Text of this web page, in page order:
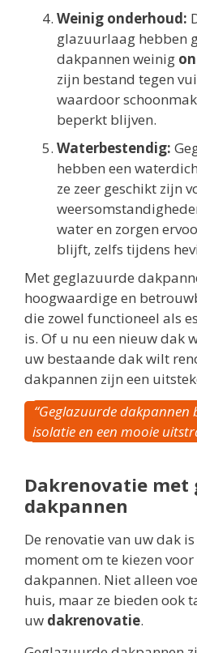
Weinig onderhoud:
glazuurlaag hebben
dakpannen weinig
zijn bestand tegen
waardoor
beperkt blijven.
Waterbestendig:
hebben een
ze zeer geschikt zijn
water en zorgen
blijft, zelfs tijdens
Met geglazuurde
hoogwaardige en
die zowel functioneel als
is. Of u nu een nieuw dak
uw bestaande dak wilt
dakpannen zijn een
“Geglazuurde
isolatie en een mooie
Dakrenovatie met
dakpannen
De renovatie van uw dak
moment om te kiezen
dakpannen. Niet alleen
huis, maar ze bieden ook
uw dakrenovatie.